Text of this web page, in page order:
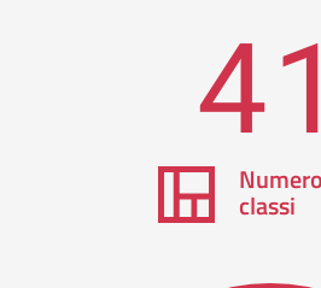
41
Numero
classi